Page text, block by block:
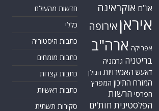
או"ם אוקראינה
איראן אירופה
אפריקה ארה"ב
בריטניה גרמניה
דאעש האמירויות הגולן
המזרח התיכון המפרץ
הפרסי הרשות
הפלסטינית חות'ים
חדשות מהעולם
כללי
כתבות היסטוריה
כתבות מומחים
כתבות קצרות
כתבות ראשיות
סקירות תשתית